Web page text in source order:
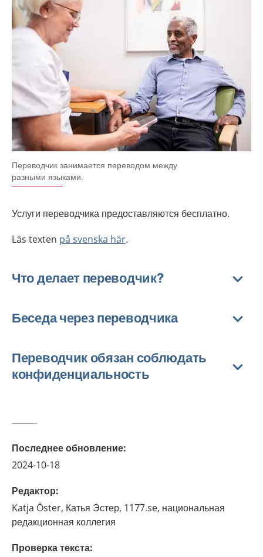
Переводчик занимается переводом между
разными языками.
Услуги переводчика предоставляются бесплатно.
Läs texten på svenska här.
Что делает переводчик?
Беседа через переводчика
Переводчик обязан соблюдать
конфиденциальность
Последнее обновление:
2024-10-18
Редактор:
Katja Öster, Катья Эстер, 1177.se, национальная
редакционная коллегия
Проверка текста: